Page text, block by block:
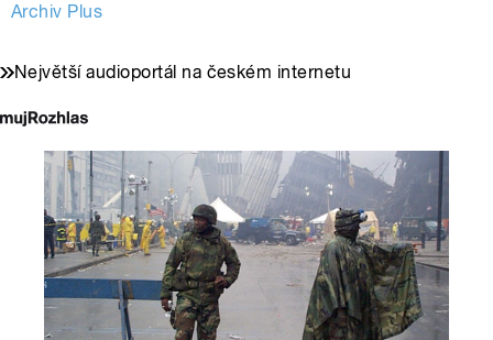
Archiv Plus
Největší audioportál na českém internetu